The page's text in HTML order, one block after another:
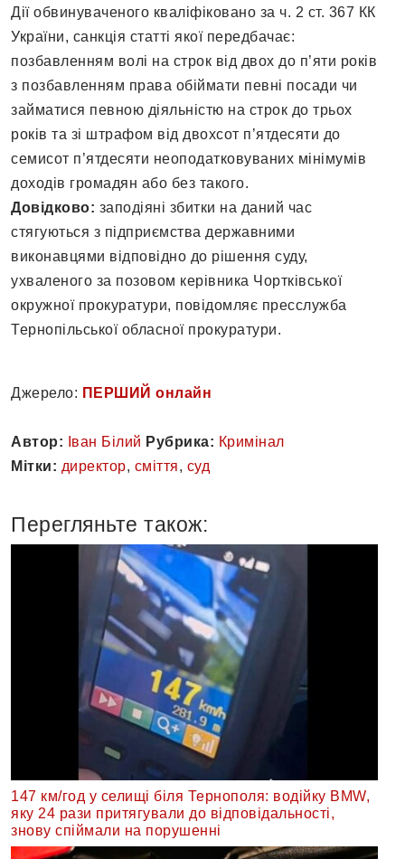
Дії обвинуваченого кваліфіковано за ч. 2 ст. 367 КК
України, санкція статті якої передбачає:
позбавленням волі на строк від двох до п’яти років
з позбавленням права обіймати певні посади чи
займатися певною діяльністю на строк до трьох
років та зі штрафом від двохсот п’ятдесяти до
семисот п’ятдесяти неоподатковуваних мінімумів
доходів громадян або без такого.
Довідково: заподіяні збитки на даний час
стягуються з підприємства державними
виконавцями відповідно до рішення суду,
ухваленого за позовом керівника Чортківської
окружної прокуратури, повідомляє пресслужба
Тернопільської обласної прокуратури.
Джерело: ПЕРШИЙ онлайн
Автор: Іван Білий Рубрика: Кримінал
Мітки: директор, сміття, суд
Перегляньте також:
147 км/год у селищі біля Тернополя: водійку BMW,
яку 24 рази притягували до відповідальності,
знову спіймали на порушенні